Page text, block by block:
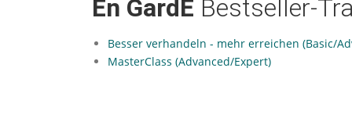
En GardE Bestseller-
Besser verhandeln - mehr erreichen (Basic/
MasterClass (Advanced/Expert)